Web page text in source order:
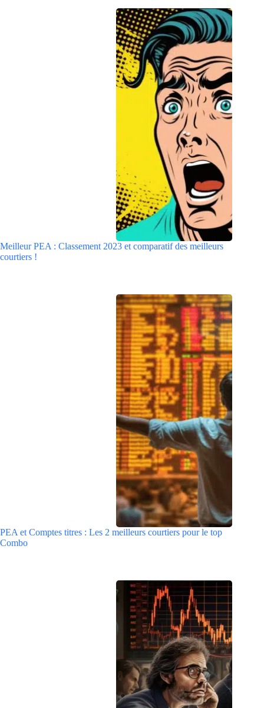
Meilleur PEA : Classement 2023 et comparatif des meilleurs
courtiers !
PEA et Comptes titres : Les 2 meilleurs courtiers pour le top
Combo